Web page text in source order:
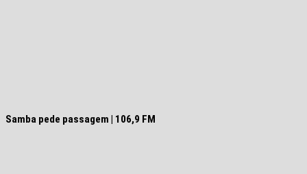
Samba pede passagem | 106,9 FM